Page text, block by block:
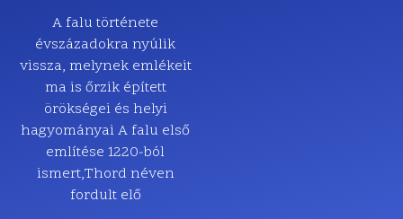
A falu története
évszázadokra nyúlik
vissza, melynek emlékeit
ma is őrzik épített
örökségei és helyi
hagyományai A falu első
említése 1220-ból
ismert,Thord néven
fordult elő